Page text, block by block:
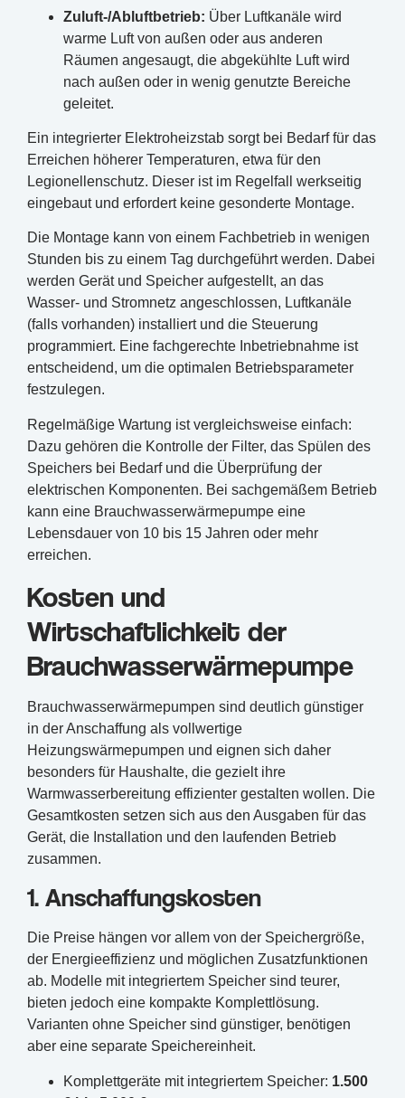
Zuluft-/Abluftbetrieb: Über Luftkanäle wird
warme Luft von außen oder aus anderen
Räumen angesaugt, die abgekühlte Luft wird
nach außen oder in wenig genutzte Bereiche
geleitet.
Ein integrierter Elektroheizstab sorgt bei Bedarf für das
Erreichen höherer Temperaturen, etwa für den
Legionellenschutz. Dieser ist im Regelfall werkseitig
eingebaut und erfordert keine gesonderte Montage.
Die Montage kann von einem Fachbetrieb in wenigen
Stunden bis zu einem Tag durchgeführt werden. Dabei
werden Gerät und Speicher aufgestellt, an das
Wasser- und Stromnetz angeschlossen, Luftkanäle
(falls vorhanden) installiert und die Steuerung
programmiert. Eine fachgerechte Inbetriebnahme ist
entscheidend, um die optimalen Betriebsparameter
festzulegen.
Regelmäßige Wartung ist vergleichsweise einfach:
Dazu gehören die Kontrolle der Filter, das Spülen des
Speichers bei Bedarf und die Überprüfung der
elektrischen Komponenten. Bei sachgemäßem Betrieb
kann eine Brauchwasserwärmepumpe eine
Lebensdauer von 10 bis 15 Jahren oder mehr
erreichen.
Kosten und
Wirtschaftlichkeit der
Brauchwasserwärmepumpe
Brauchwasserwärmepumpen sind deutlich günstiger
in der Anschaffung als vollwertige
Heizungswärmepumpen und eignen sich daher
besonders für Haushalte, die gezielt ihre
Warmwasserbereitung effizienter gestalten wollen. Die
Gesamtkosten setzen sich aus den Ausgaben für das
Gerät, die Installation und den laufenden Betrieb
zusammen.
1. Anschaffungskosten
Die Preise hängen vor allem von der Speichergröße,
der Energieeffizienz und möglichen Zusatzfunktionen
ab. Modelle mit integriertem Speicher sind teurer,
bieten jedoch eine kompakte Komplettlösung.
Varianten ohne Speicher sind günstiger, benötigen
aber eine separate Speichereinheit.
Komplettgeräte mit integriertem Speicher: 1.500